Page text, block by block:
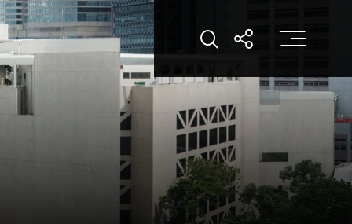
打開搜索打開分享打